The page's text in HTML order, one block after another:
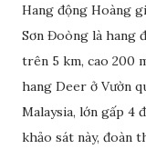
Hang động Hoàng
Sơn Đoòng là hang
trên 5 km, cao 200
hang Deer ở Vườn
Malaysia, lớn gấp 4
khảo sát này, đoàn